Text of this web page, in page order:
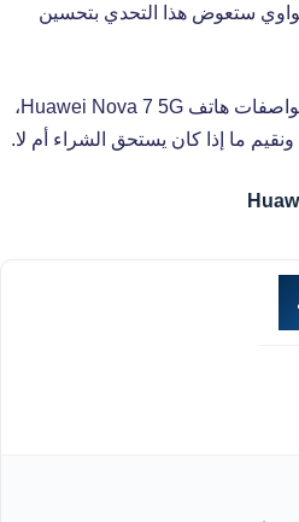
ستعوض هذا التحدي بتحسين
دعونا نلقي نظرة مفصلة على مواصفات هاتف Huawei Nova 7 5G،
ما إذا كان يستحق الشراء أم لا.